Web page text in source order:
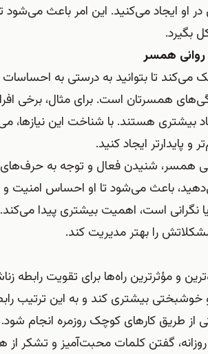
ایجاد می‌کنید. این امر باعث می‌شود
بگیرد.
همسر
تا بتوانید به درستی به
همسرتان است. برای مثال، برخی
بیشتری هستند. با شناخت این نیازها،
پایدارتر ایجاد کنید.
همسر، شنیدن فعال و توجه به
باعث می‌شود تا او احساس امنیت و
نگرانی است، اهمیت بیشتری پیدا
را بهتر مدیریت کند.
و مؤثرترین راه‌ها برای تقویت
بیشتری کند و به این ترتیب
از طریق کارهای کوچک روزمره انجام شود.
روزانه، گفتن کلمات محبت‌آمیز و تشکر